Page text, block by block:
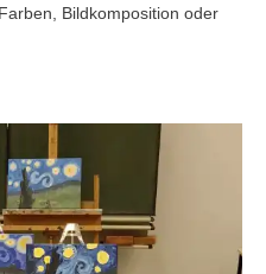
Bildkomposition oder